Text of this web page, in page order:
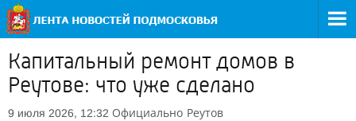
Капитальный ремонт домов в
Реутове: что уже сделано
9 июля 2026, 12:32 Официально Реутов